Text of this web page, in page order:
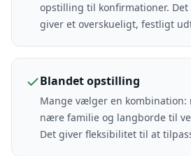
opstilling til konfirmationer.
giver et overskueligt, festligt
Blandet opstilling
Mange vælger en
nære familie og langborde til
Det giver fleksibilitet til at